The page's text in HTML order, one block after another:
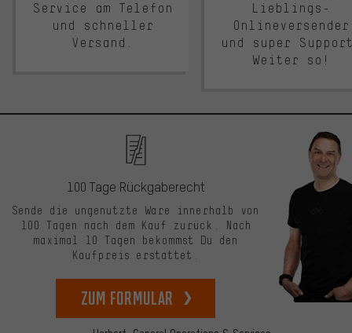
Service am Telefon
und schneller
Versand.
Lieblings-
Onlineversender
und super
Weiter so!
100 Tage Rückgaberecht
Sende die ungenutzte Ware innerhalb von
100 Tagen nach dem Kauf zurück. Nach
maximal 10 Tagen bekommst Du den
Kaufpreis erstattet.
zum Formular